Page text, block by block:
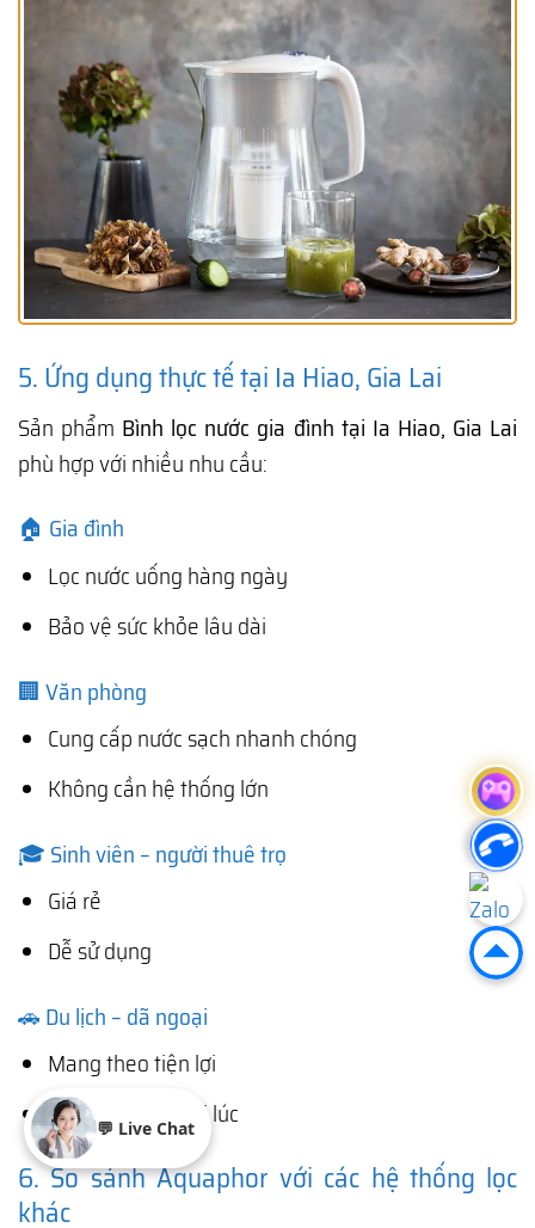
5. Ứng dụng thực tế tại Ia Hiao, Gia Lai
Sản phẩm Bình lọc nước gia đình tại Ia Hiao, Gia Lai
phù hợp với nhiều nhu cầu:
🏠 Gia đình
Lọc nước uống hàng ngày
Bảo vệ sức khỏe lâu dài
🏢 Văn phòng
Cung cấp nước sạch nhanh chóng
Không cần hệ thống lớn
🎓 Sinh viên – người thuê trọ
Giá rẻ
Dễ sử dụng
🚗 Du lịch – dã ngoại
Mang theo tiện lợi
Có nước sạch mọi lúc
6. So sánh Aquaphor với các hệ thống lọc
khác
💬 Live Chat